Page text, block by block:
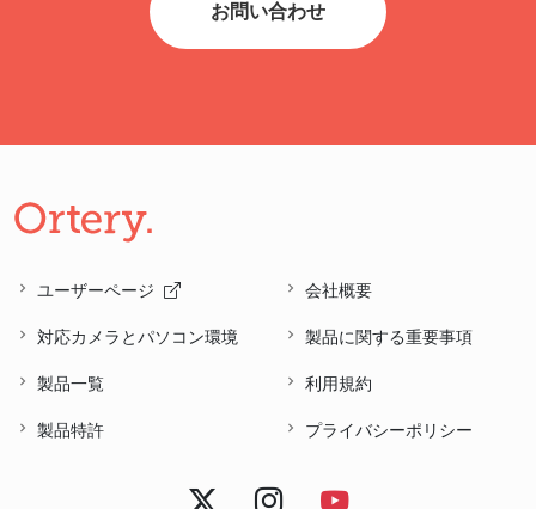
お問い合わせ
ユーザーページ
対応カメラとパソコン環境
製品一覧
製品特許
会社概要
製品に関する重要事項
利用規約
プライバシーポリシー